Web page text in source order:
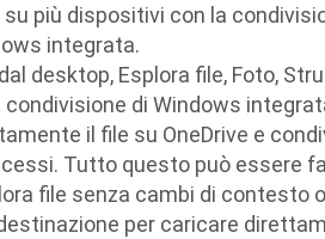
più dispositivi con la
integrata.
desktop, Esplora file, Foto,
di Windows
il file su OneDrive e
Tutto questo può essere
file senza cambi di contesto o
per caricare